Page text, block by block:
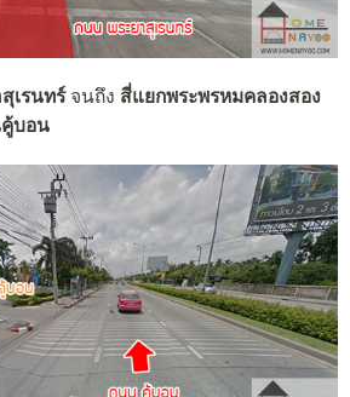
เรนทร์ จนถึง สี่แยกพระพรหมคลองสอง
บอน